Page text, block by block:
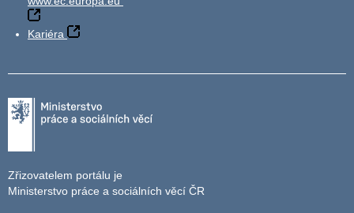
Kariéra
Zřizovatelem portálu je
Ministerstvo práce a sociálních věcí ČR